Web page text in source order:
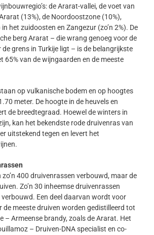
de Ararat-vallei, de voet van
(13%), de Noordoostzone (10%),
het zuidoosten en Zangezur (zo’n 2%). De
berg Ararat – die wrang genoeg voor de
grens in Turkije ligt – is de belangrijkste
65% van de wijngaarden en de meeste
op vulkanische bodem en op hoogtes
meter. De hoogte in de heuvels en
de breedtegraad. Hoewel de winters in
kan het bekendste rode druivenras van
uitstekend tegen en levert het
400 druivenrassen verbouwd, maar de
Zo’n 30 inheemse druivenrassen
Een deel daarvan wordt voor
de meeste druiven worden gedistilleerd tot
– Armeense brandy, zoals de Ararat. Het
– Druiven-DNA specialist en co-